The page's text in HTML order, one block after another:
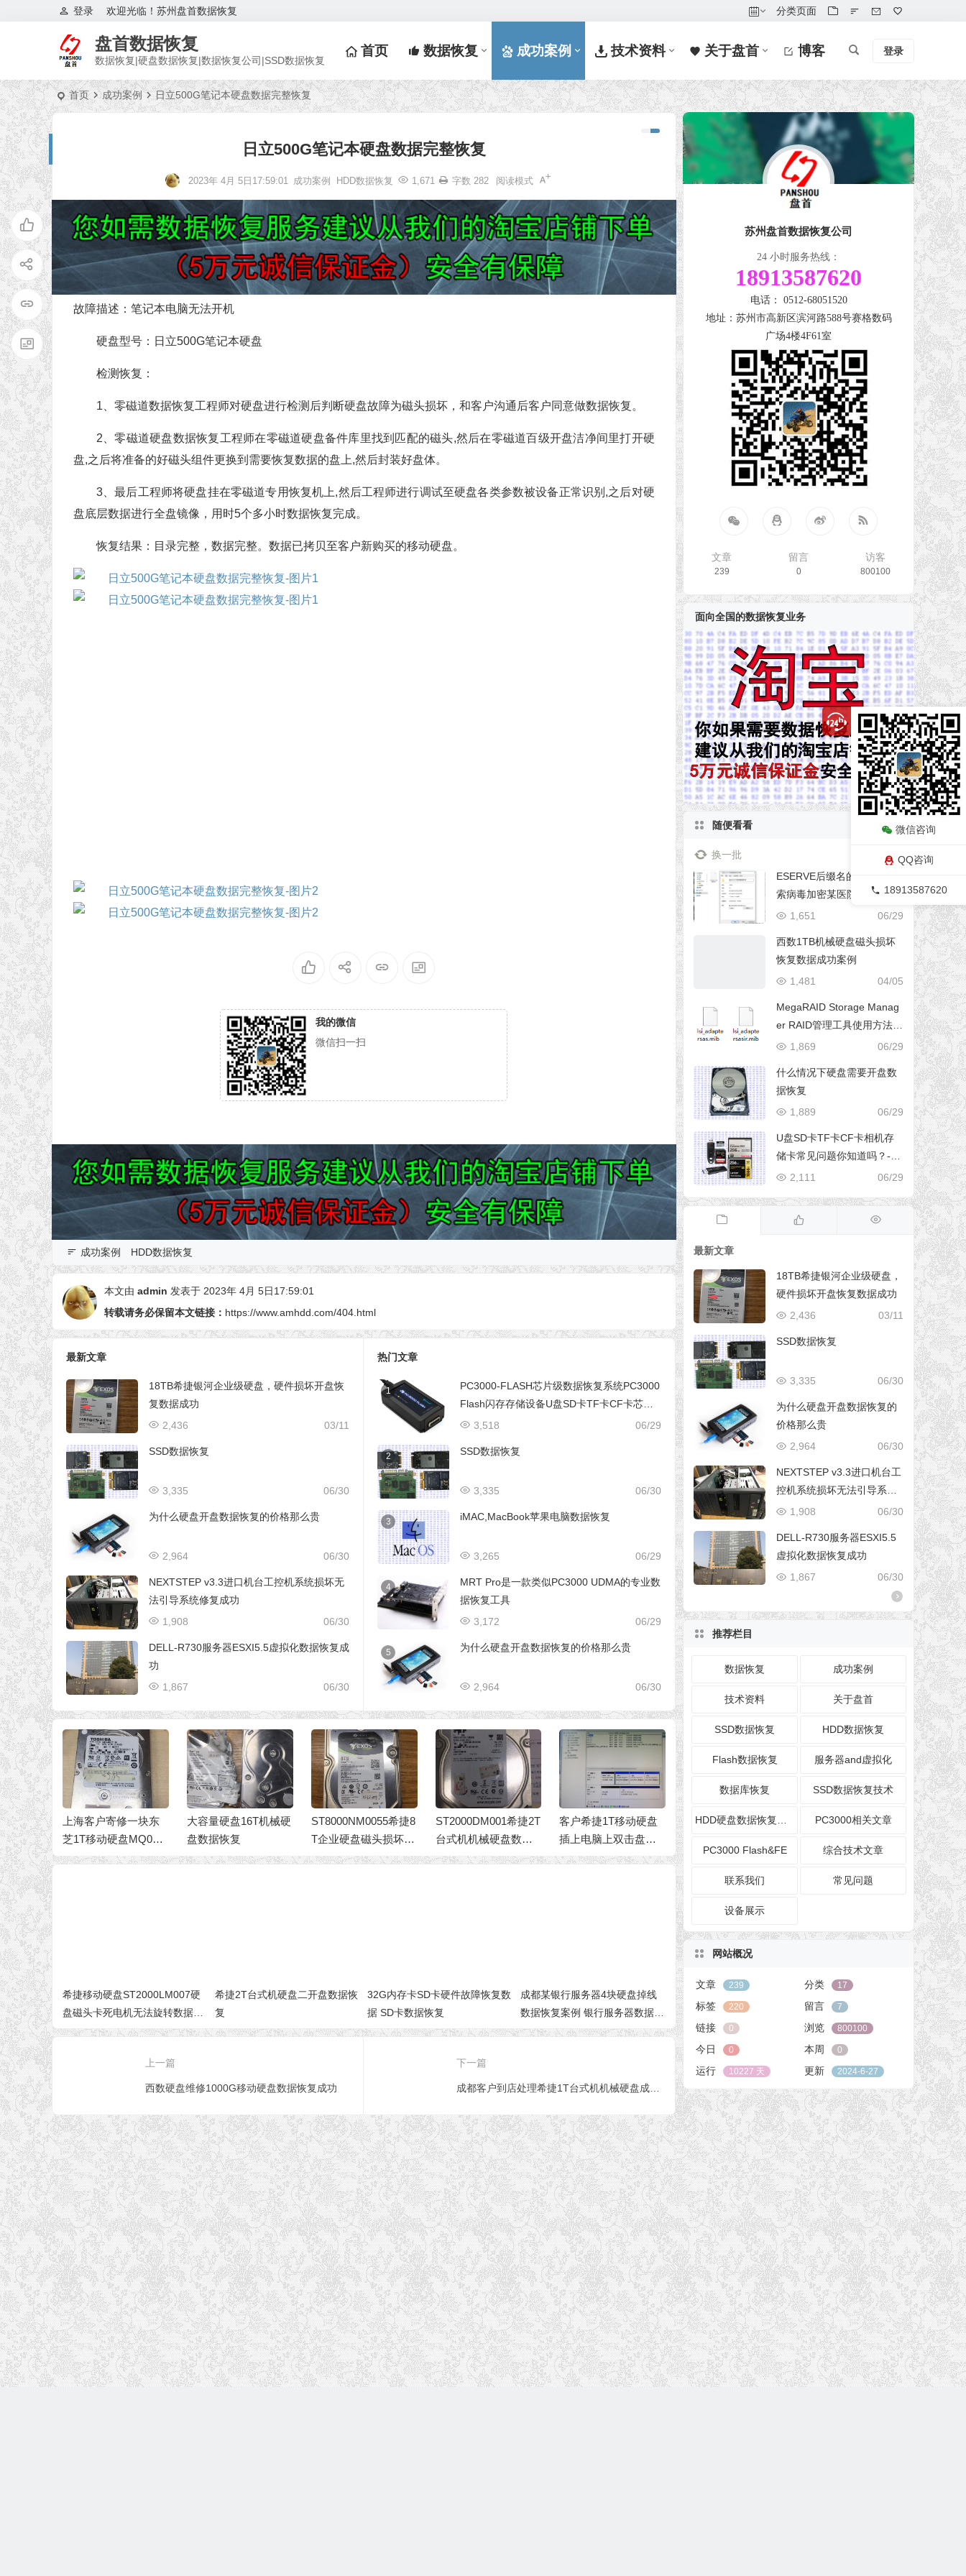
欢迎光临！苏州盘首数据恢复
登录 分类页面
盘首数据恢复
数据恢复|硬盘数据恢复|数据恢复公司|SSD数据恢复
首页 数据恢复 成功案例 技术资料 关于盘首 博客 登录
首页 成功案例 日立500G笔记本硬盘数据完整恢复
日立500G笔记本硬盘数据完整恢复
2023年 4月 5日17:59:01 成功案例 HDD数据恢复 1,671 字数 282 阅读模式
故障描述：笔记本电脑无法开机
硬盘型号：日立500G笔记本硬盘
检测恢复：
1、零磁道数据恢复工程师对硬盘进行检测后判断硬盘故障为磁头损坏，和客户沟通后客户同意做数据恢复。
2、零磁道硬盘数据恢复工程师在零磁道硬盘备件库里找到匹配的磁头,然后在零磁道百级开盘洁净间里打开硬
盘,之后将准备的好磁头组件更换到需要恢复数据的盘上,然后封装好盘体。
3、最后工程师将硬盘挂在零磁道专用恢复机上,然后工程师进行调试至硬盘各类参数被设备正常识别,之后对硬
盘底层数据进行全盘镜像，用时5个多小时数据恢复完成。
恢复结果：目录完整，数据完整。数据已拷贝至客户新购买的移动硬盘。
我的微信
微信扫一扫
成功案例 HDD数据恢复
本文由 admin 发表于 2023年 4月 5日17:59:01
转载请务必保留本文链接： https://www.amhdd.com/404.html
最新文章
18TB希捷银河企业级硬盘，硬件损坏开盘恢
复数据成功
03/11
2,436
SSD数据恢复
06/30
3,335
为什么硬盘开盘数据恢复的价格那么贵
06/30
2,964
NEXTSTEP v3.3进口机台工控机系统损坏无
法引导系统修复成功
06/30
1,908
DELL-R730服务器ESXI5.5虚拟化数据恢复成
功
06/30
1,867
热门文章
1
PC3000-FLASH芯片级数据恢复系统PC3000
Flash闪存存储设备U盘SD卡TF卡CF卡芯片
级数据恢复设备
06/29
3,518
2 SSD数据恢复
06/30
3,335
3 iMAC,MacBook苹果电脑数据恢复
06/29
3,265
4
MRT Pro是一款类似PC3000 UDMA的专业数
据恢复工具
06/29
3,172
5 为什么硬盘开盘数据恢复的价格那么贵
06/30
2,964
11UMG
硬盘卡
、有坏
上海客户寄修一块东
芝1T移动硬盘MQ04U
BF100需要二次开盘
大容量硬盘16T机械硬
盘数据恢复
ST8000NM0055希捷8
T企业硬盘磁头损坏开
盘恢复数据成功
ST2000DM001希捷2T
台式机机械硬盘数据
恢复
客户希捷1T移动硬盘
插上电脑上双击盘符
提示格式化
WD5000AAKX-001CA
开盘恢复成功
WD10JPVX-75JC3T0
次开盘数据恢复成功
希捷
损坏
功案例
希捷移动硬盘ST2000LM007硬
盘磁头卡死电机无法旋转数据恢
复
希捷2T台式机硬盘二开盘数据恢
复
32G内存卡SD卡硬件故障恢复数
据 SD卡数据恢复
成都某银行服务器4块硬盘掉线
数据恢复案例 银行服务器数据恢
复
上一篇
西数硬盘维修1000G移动硬盘数据恢复成功
下一篇
苏州盘首数据恢复公司
24 小时服务热线：
18913587620
电话： 0512-68051520
地址：苏州市高新区滨河路588号赛格数码
广场4楼4F61室
文章
239
留言
0
访客
800100
面向全国的数据恢复业务
随便看看
换一批
ESERVE后缀名的比特币勒
索病毒加密某医院MS SQL2
012数据库数据恢复成功06/29
1,651
西数1TB机械硬盘磁头损坏
恢复数据成功案例
04/05
1,481
MegaRAID Storage Manag
er RAID管理工具使用方法完
整版
06/29
1,869
什么情况下硬盘需要开盘数
据恢复
06/29
1,889
U盘SD卡TF卡CF卡相机存
储卡常见问题你知道吗？-U
盘数据恢复
06/29
2,111
最新文章
18TB希捷银河企业级硬盘，
硬件损坏开盘恢复数据成功
03/11
2,436
SSD数据恢复
06/30
3,335
为什么硬盘开盘数据恢复的
价格那么贵
06/30
2,964
NEXTSTEP v3.3进口机台工
控机系统损坏无法引导系统
修复成功
06/30
1,908
DELL-R730服务器ESXI5.5
虚拟化数据恢复成功
06/30
1,867
推荐栏目
数据恢复 成功案例
技术资料 关于盘首
SSD数据恢复 HDD数据恢复
Flash数据恢复 服务器and虚拟化
数据库恢复 SSD数据恢复技术
PC3000相关文章
PC3000 Flash&FE 综合技术文章
联系我们 常见问题
设备展示
网站概况
文章 239 分类 17
标签 220 留言 7
链接 0 浏览 800100
今日 0 本周 0
运行 10227 天 更新 2024-6-27
微信咨询
QQ咨询
18913587620